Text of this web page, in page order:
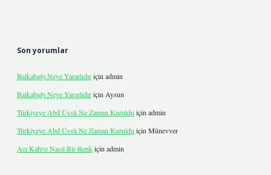
Son yorumlar
Balkabağı Neye Yararlıdıriçin admin
Balkabağı Neye Yararlıdıriçin Aysun
Türkiyeye Abd Üssü Ne Zaman Kuruldu için admin
Türkiyeye Abd Üssü Ne Zaman Kuruldu için Münevver
Acı Kahve Nasıl Bir Renkiçin admin